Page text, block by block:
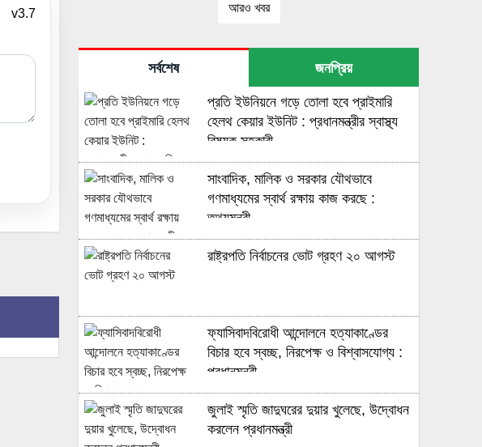
v3.7
আরও খবর
সর্বশেষ জনপ্রিয়
প্রতি ইউনিয়নে গড়ে তোলা হবে প্রাইমারি
হেলথ কেয়ার ইউনিট : প্রধানমন্ত্রীর স্বাস্থ্য
বিষয়ক সহকারী
সাংবাদিক, মালিক ও সরকার যৌথভাবে
গণমাধ্যমের স্বার্থ রক্ষায় কাজ করছে :
তথ্যমন্ত্রী
রাষ্ট্রপতি নির্বাচনের ভোট গ্রহণ ২০ আগস্ট
ফ্যাসিবাদবিরোধী আন্দোলনে হত্যাকাণ্ডের
বিচার হবে স্বচ্ছ, নিরপেক্ষ ও বিশ্বাসযোগ্য :
প্রধানমন্ত্রী
জুলাই স্মৃতি জাদুঘরের দুয়ার খুলেছে, উদ্বোধন
করলেন প্রধানমন্ত্রী